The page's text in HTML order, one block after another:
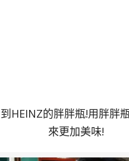
HEINZ的胖胖瓶!用胖胖
來更加美味!